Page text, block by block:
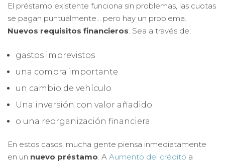
El préstamo existente funciona sin problemas, las cuotas
se pagan puntualmente... pero hay un problema.
Nuevos requisitos financieros . Sea a través de:
gastos imprevistos
una compra importante
un cambio de vehículo
Una inversión con valor añadido
o una reorganización financiera
En estos casos, mucha gente piensa inmediatamente
en un nuevo préstamo . A Aumento del crédito a